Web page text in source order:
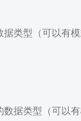
类型（可以有模
数据类型（可以